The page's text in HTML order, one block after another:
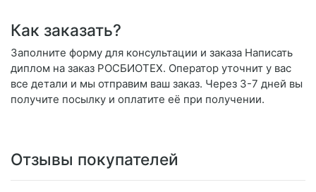
Как заказать?
Заполните форму для консультации и заказа Написать
диплом на заказ РОСБИОТЕХ. Оператор уточнит у вас
все детали и мы отправим ваш заказ. Через 3-7 дней вы
получите посылку и оплатите её при получении.
Отзывы покупателей